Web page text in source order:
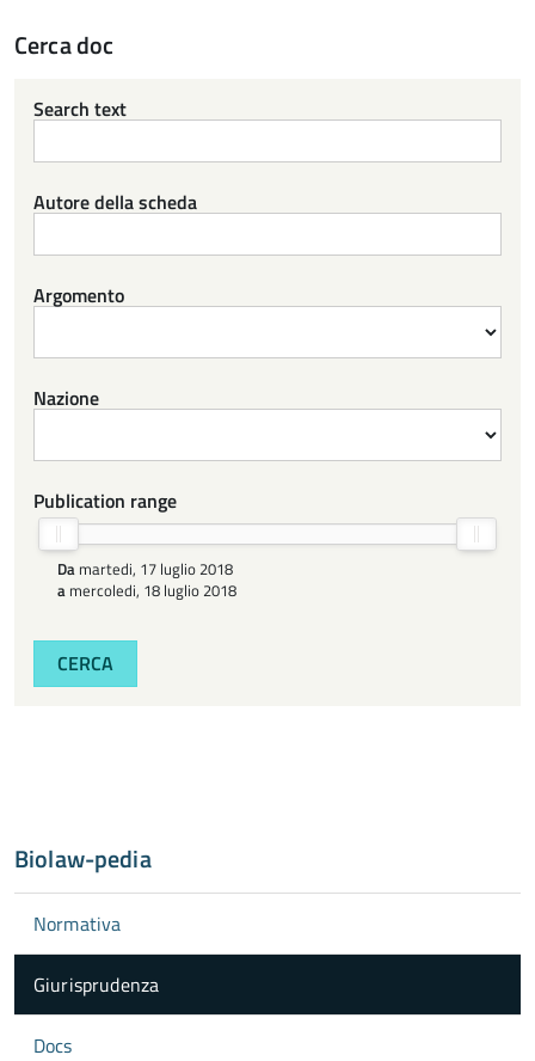
Cerca doc
Search text
Autore della scheda
Argomento
Nazione
Publication range
Da martedi, 17 luglio 2018
a mercoledi, 18 luglio 2018
CERCA
Biolaw-pedia
Normativa
Giurisprudenza
Docs